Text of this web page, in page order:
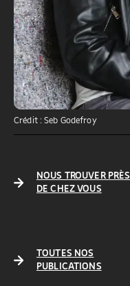
Crédit : Seb Godefroy
NOUS TROUVER PRÈS
DE CHEZ VOUS
TOUTES NOS
PUBLICATIONS